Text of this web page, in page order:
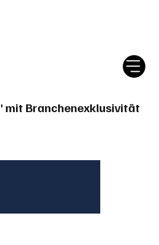
mit Branchenexklusivität